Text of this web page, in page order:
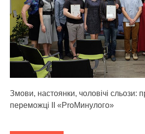
Змови, настоянки, чоловічі сльози:
переможці ІІ «ProМинулого»